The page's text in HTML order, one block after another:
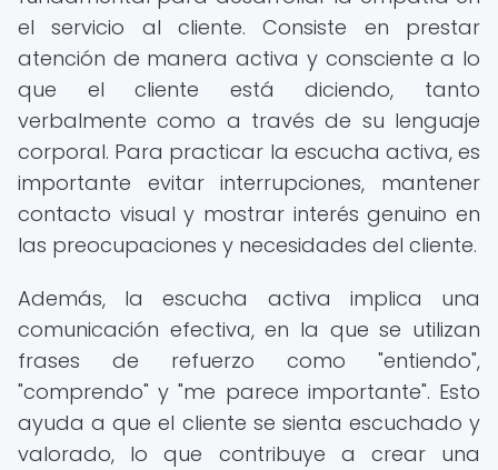
el servicio al cliente. Consiste en prestar
atención de manera activa y consciente a lo
que el cliente está diciendo, tanto
verbalmente como a través de su lenguaje
corporal. Para practicar la escucha activa, es
importante evitar interrupciones, mantener
contacto visual y mostrar interés genuino en
las preocupaciones y necesidades del cliente.
Además, la escucha activa implica una
comunicación efectiva, en la que se utilizan
frases de refuerzo como "entiendo",
"comprendo" y "me parece importante". Esto
ayuda a que el cliente se sienta escuchado y
valorado, lo que contribuye a crear una